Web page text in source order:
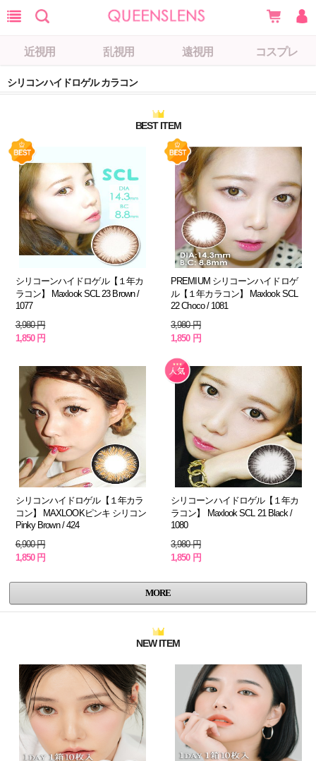
近視用 乱視用 遠視用 コスプレ
シリコンハイドロゲル カラコン
BEST ITEM
シリコーンハイドロゲル【１年カ
ラコン】 Maxlook SCL 23 Brown /
1077
3,980 円
1,850 円
PREMIUM シリコーンハイドロゲ
ル【１年カラコン】 Maxlook SCL
22 Choco / 1081
3,980 円
1,850 円
シリコンハイドロゲル【１年カラ
コン】 MAXLOOKピンキ シリコン
Pinky Brown / 424
6,900 円
1,850 円
シリコーンハイドロゲル【１年カ
ラコン】 Maxlook SCL 21 Black /
1080
3,980 円
1,850 円
MORE
NEW ITEM